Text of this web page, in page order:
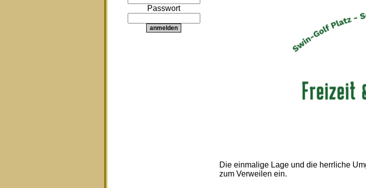
Passwort
Die einmalige Lage und die herrliche
zum Verweilen ein.